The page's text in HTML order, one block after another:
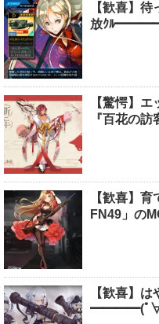
【歓喜】
放ｸﾙ
【驚愕】
『百花
【歓喜】
FN49」
【歓喜】
━━━━(ﾟ